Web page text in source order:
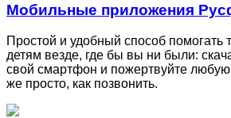
Мобильные приложения
Простой и удобный способ помогать
детям везде, где бы вы ни были:
свой смартфон и пожертвуйте
же просто, как позвонить.